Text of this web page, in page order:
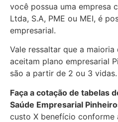
você possua uma empresa
Ltda, S.A, PME ou MEI, é
empresarial.
Vale ressaltar que a
aceitam plano empresarial
são a partir de 2 ou 3 vidas.
Faça a cotação de tabelas
Saúde Empresarial
custo X benefício conforme